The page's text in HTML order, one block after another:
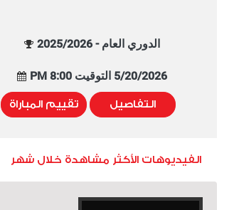
الدوري العام - 2025/2026
5/20/2026 التوقيت 8:00 PM
التفاصيل تقييم المباراة
الفيديوهات الأكثر مشاهدة خلال شهر